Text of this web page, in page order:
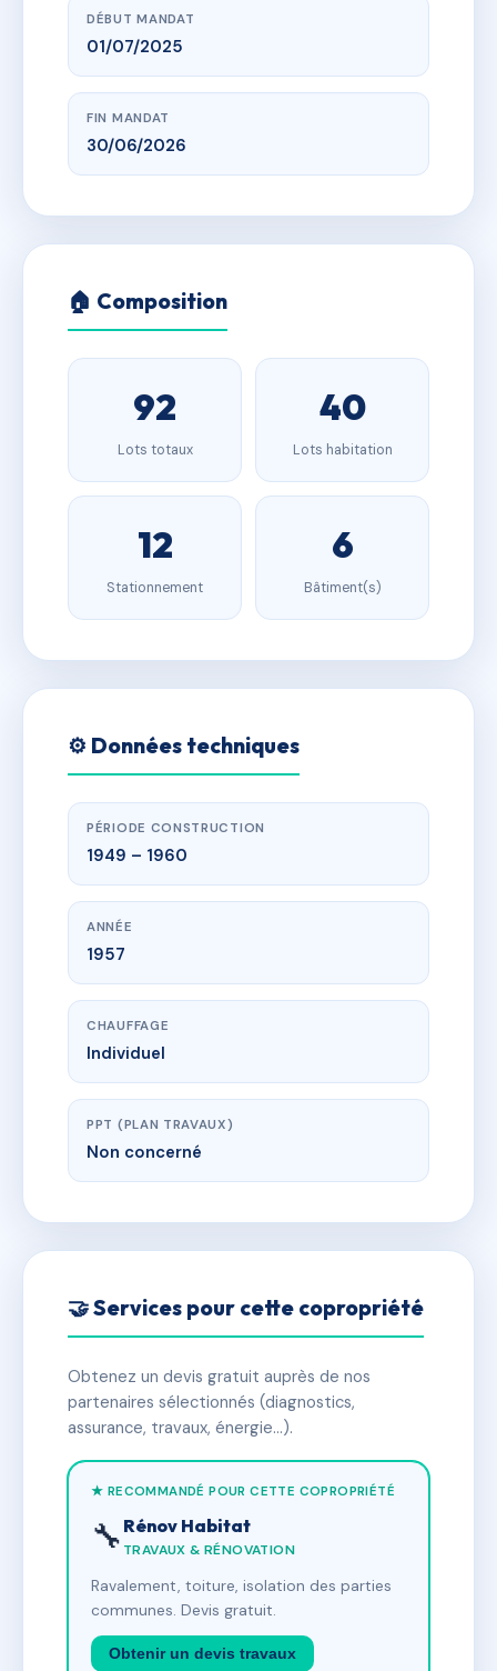
DÉBUT MANDAT
01/07/2025
FIN MANDAT
30/06/2026
🏠 Composition
92
Lots totaux
40
Lots habitation
12
Stationnement
6
Bâtiment(s)
⚙️ Données techniques
PÉRIODE CONSTRUCTION
1949 – 1960
ANNÉE
1957
CHAUFFAGE
Individuel
PPT (PLAN TRAVAUX)
Non concerné
🤝 Services pour cette copropriété
Obtenez un devis gratuit auprès de nos
partenaires sélectionnés (diagnostics,
assurance, travaux, énergie…).
★ RECOMMANDÉ POUR CETTE COPROPRIÉTÉ
🔧 Rénov Habitat
TRAVAUX & RÉNOVATION
Ravalement, toiture, isolation des parties
communes. Devis gratuit.
Obtenir un devis travaux